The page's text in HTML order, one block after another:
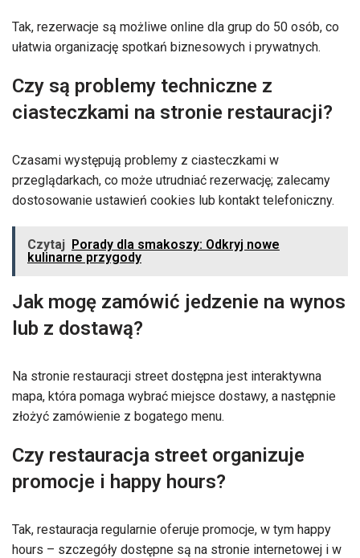
Tak, rezerwacje są możliwe online dla grup do 50 osób, co
ułatwia organizację spotkań biznesowych i prywatnych.
Czy są problemy techniczne z
ciasteczkami na stronie restauracji?
Czasami występują problemy z ciasteczkami w
przeglądarkach, co może utrudniać rezerwację; zalecamy
dostosowanie ustawień cookies lub kontakt telefoniczny.
Czytaj Porady dla smakoszy: Odkryj nowe
kulinarne przygody
Jak mogę zamówić jedzenie na wynos
lub z dostawą?
Na stronie restauracji street dostępna jest interaktywna
mapa, która pomaga wybrać miejsce dostawy, a następnie
złożyć zamówienie z bogatego menu.
Czy restauracja street organizuje
promocje i happy hours?
Tak, restauracja regularnie oferuje promocje, w tym happy
hours – szczegóły dostępne są na stronie internetowej i w